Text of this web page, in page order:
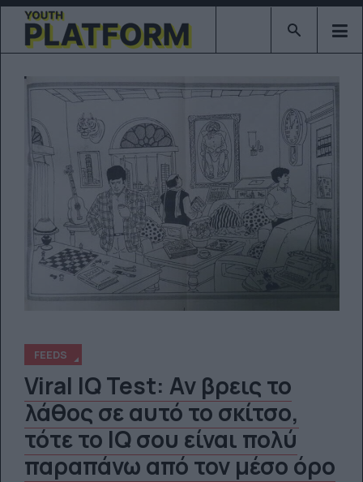
Type 2 or
FEEDS
Viral IQ Test: Αν βρεις το
λάθος σε αυτό το σκίτσο,
τότε το IQ σου είναι πολύ
παραπάνω από τον μέσο όρο